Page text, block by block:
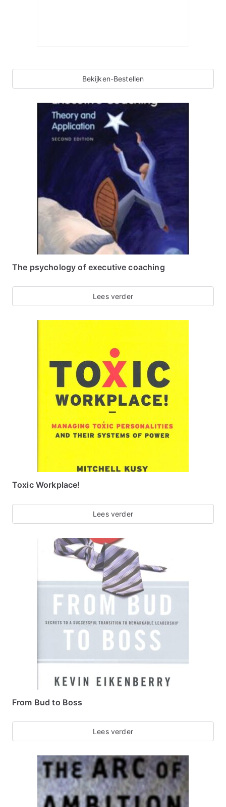
Bekijken-Bestellen
The psychology of executive coaching
Lees verder
Toxic Workplace!
Lees verder
From Bud to Boss
Lees verder